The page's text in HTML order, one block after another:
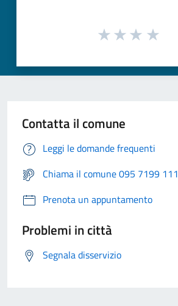
Contatta il comune
Leggi le domande frequenti
Chiama il comune 095 7199 111
Prenota un appuntamento
Problemi in città
Segnala disservizio